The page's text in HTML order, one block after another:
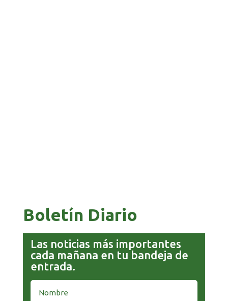
Boletín Diario
Las noticias más importantes
cada mañana en tu bandeja de
entrada.